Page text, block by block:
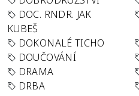
DOC. RNDR. JAK
KUBEŠ
DOKONALÉ TICHO
DOUČOVÁNÍ
DRAMA
DRBA